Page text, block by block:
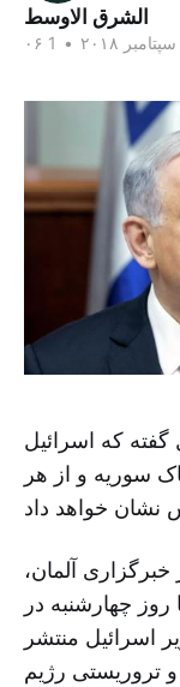
الشرق الاوسط
۰۶ سپتامبر ۲۰۱۸ •
گفته که اسرائیل
سوریه و از هر
آلمان،
روز چهارشنبه در
اسرائیل منتشر
تروریستی رژیم